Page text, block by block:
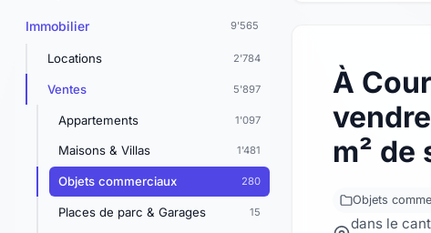
Immobilier 9'565
Locations 2'784
Ventes 5'897
Appartements 1'097
Maisons & Villas 1'481
Objets commerciaux 280
Places de parc & Garages 15
À
m² de
Objets
dans le